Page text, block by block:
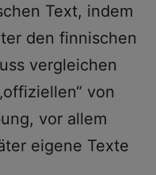
Text, indem
den finnischen
vergleichen
von
vor allem
eigene Texte